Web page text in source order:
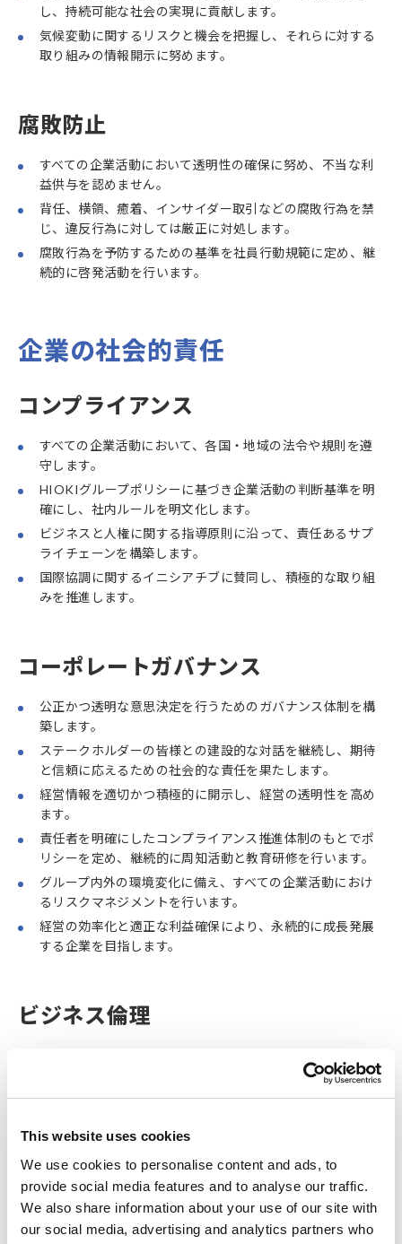
This website uses cookies
We use cookies to personalise content and ads, to
provide social media features and to analyse our traffic.
We also share information about your use of our site with
our social media, advertising and analytics partners who
し、持続可能な社会の実現に貢献します。
気候変動に関するリスクと機会を把握し、それらに対する
取り組みの情報開示に努めます。
腐敗防止
すべての企業活動において透明性の確保に努め、不当な利
益供与を認めません。
背任、横領、癒着、インサイダー取引などの腐敗行為を禁
じ、違反行為に対しては厳正に対処します。
腐敗行為を予防するための基準を社員行動規範に定め、継
続的に啓発活動を行います。
企業の社会的責任
コンプライアンス
すべての企業活動において、各国・地域の法令や規則を遵
守します。
HIOKIグループポリシーに基づき企業活動の判断基準を明
確にし、社内ルールを明文化します。
ビジネスと人権に関する指導原則に沿って、責任あるサプ
ライチェーンを構築します。
国際協調に関するイニシアチブに賛同し、積極的な取り組
みを推進します。
コーポレートガバナンス
公正かつ透明な意思決定を行うためのガバナンス体制を構
築します。
ステークホルダーの皆様との建設的な対話を継続し、期待
と信頼に応えるための社会的な責任を果たします。
経営情報を適切かつ積極的に開示し、経営の透明性を高め
ます。
責任者を明確にしたコンプライアンス推進体制のもとでポ
リシーを定め、継続的に周知活動と教育研修を行います。
グループ内外の環境変化に備え、すべての企業活動におけ
るリスクマネジメントを行います。
経営の効率化と適正な利益確保により、永続的に成長発展
する企業を目指します。
ビジネス倫理
業活動を推進し、違反行為に対しては厳正に対処します。
社員行動規範を定め、良識をもって企業活動を行います。
ステークホルダー
労働安全衛生